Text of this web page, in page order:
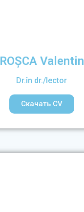
ROȘCA Valentin
Dr.în dr./lector
Скачать CV